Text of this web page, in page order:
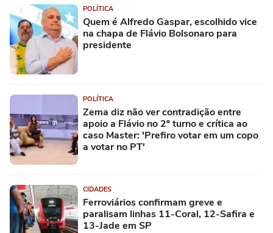
POLÍTICA
Quem é Alfredo Gaspar, escolhido vice
na chapa de Flávio Bolsonaro para
presidente
POLÍTICA
Zema diz não ver contradição entre
apoio a Flávio no 2º turno e crítica ao
caso Master: 'Prefiro votar em um copo
a votar no PT'
CIDADES
Ferroviários confirmam greve e
paralisam linhas 11-Coral, 12-Safira e
13-Jade em SP